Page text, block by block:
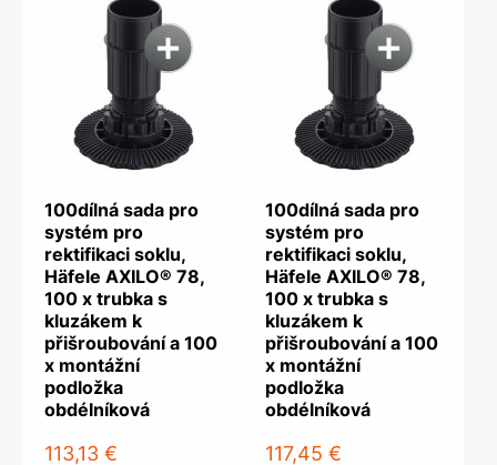
100dílná sada pro
systém pro
rektifikaci soklu,
Häfele AXILO® 78,
100 x trubka s
kluzákem k
přišroubování a 100
x montážní
podložka
obdélníková
113,13 €
100dílná sada pro
systém pro
rektifikaci soklu,
Häfele AXILO® 78,
100 x trubka s
kluzákem k
přišroubování a 100
x montážní
podložka
obdélníková
117,45 €